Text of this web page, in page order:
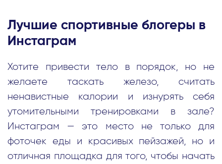
Лучшие спортивные блогеры в
Инстаграм
Хотите привести тело в порядок, но не
желаете таскать железо, считать
ненавистные калории и изнурять себя
утомительными тренировками в зале?
Инстаграм — это место не только для
фоточек еды и красивых пейзажей, но и
отличная площадка для того, чтобы начать